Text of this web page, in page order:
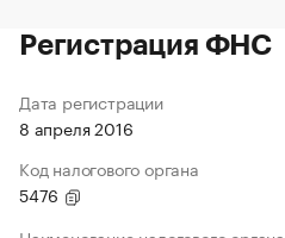
Регистрация ФНС
Дата регистрации
8 апреля 2016
Код налогового органа
5476